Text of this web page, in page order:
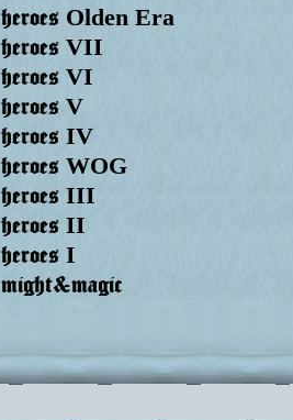
heroes Olden Era
heroes VII
heroes VI
heroes V
heroes IV
heroes WOG
heroes III
heroes II
heroes I
might&magic